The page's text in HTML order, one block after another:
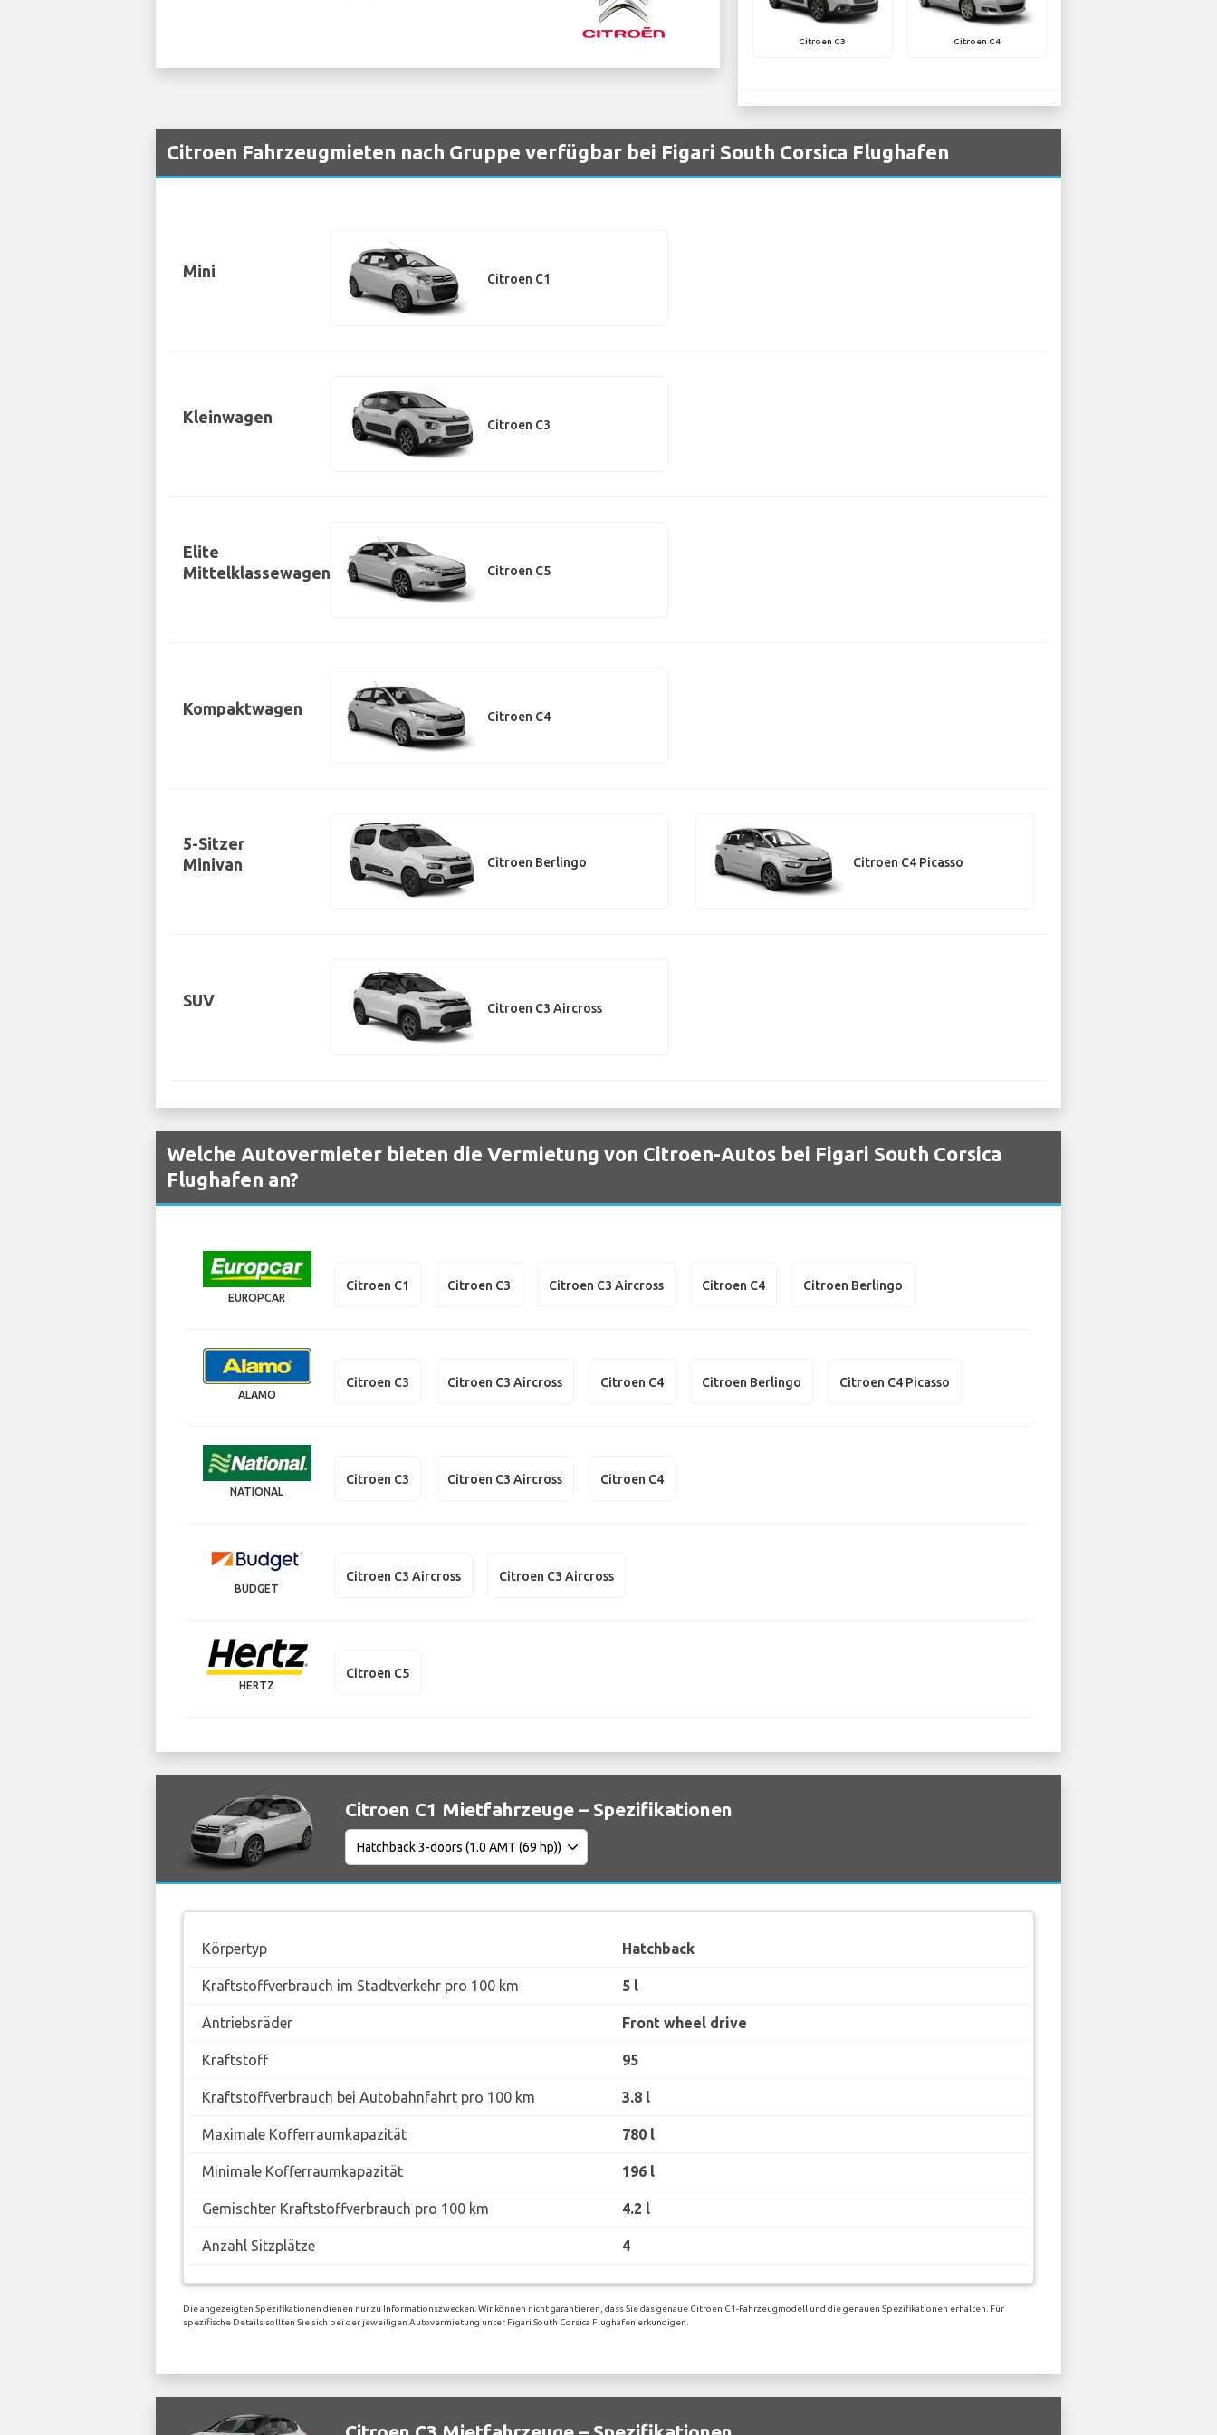
Citroen C3 Citroen C4
Citroen Fahrzeugmieten nach Gruppe verfügbar bei Figari South Corsica Flughafen
Mini Citroen C1
Kleinwagen Citroen C3
Elite
Mittelklassewagen
Citroen C5
Kompaktwagen Citroen C4
5-Sitzer
Minivan
Citroen Berlingo Citroen C4 Picasso
SUV Citroen C3 Aircross
Welche Autovermieter bieten die Vermietung von Citroen-Autos bei Figari South Corsica
Flughafen an?
EUROPCAR
Citroen C1 Citroen C3 Citroen C3 Aircross Citroen C4 Citroen Berlingo
ALAMO
Citroen C3 Citroen C3 Aircross Citroen C4 Citroen Berlingo Citroen C4 Picasso
NATIONAL
Citroen C3 Citroen C3 Aircross Citroen C4
BUDGET
Citroen C3 Aircross Citroen C3 Aircross
HERTZ
Citroen C5
Citroen C1 Mietfahrzeuge – Spezifikationen
Körpertyp Hatchback
Kraftstoffverbrauch im Stadtverkehr pro 100 km 5 l
Antriebsräder Front wheel drive
Kraftstoff 95
Kraftstoffverbrauch bei Autobahnfahrt pro 100 km 3.8 l
Maximale Kofferraumkapazität 780 l
Minimale Kofferraumkapazität 196 l
Gemischter Kraftstoffverbrauch pro 100 km 4.2 l
Anzahl Sitzplätze 4
Die angezeigten Spezifikationen dienen nur zu Informationszwecken. Wir können nicht garantieren, dass Sie das genaue Citroen C1-Fahrzeugmodell und die genauen Spezifikationen erhalten. Für
spezifische Details sollten Sie sich bei der jeweiligen Autovermietung unter Figari South Corsica Flughafen erkundigen.